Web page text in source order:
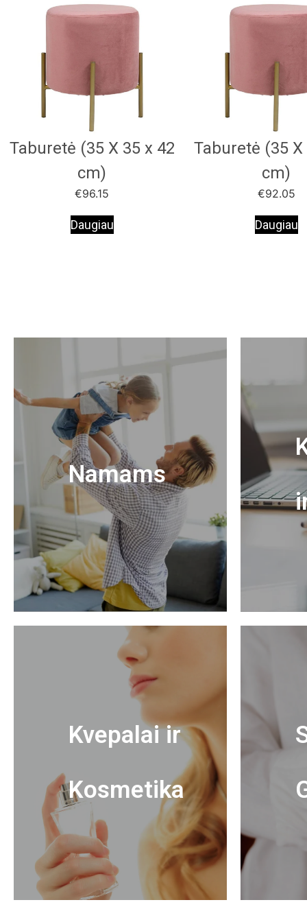
Taburetė (35 X 35 x 42
cm)
€96.15
Daugiau
Taburetė (35 X
cm)
€92.05
Daugiau
Namams
Kvepalai ir
Kosmetika